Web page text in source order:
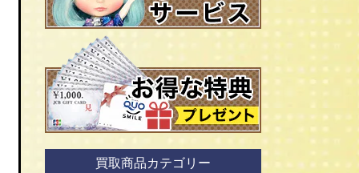
買取商品カテゴリー